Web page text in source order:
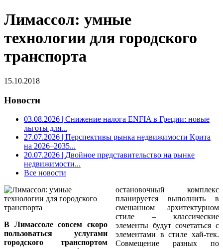
Лимассол: умные
технологии для городского
транспорта
15.10.2018
Новости
03.08.2026 | Снижение налога ENFIA в Греции: новые
льготы для...
27.07.2026 | Перспективы рынка недвижимости Крита
на 2026–2035...
20.07.2026 | Двойное представительство на рынке
недвижимости...
Все новости
В Лимассоле совсем скоро
пользоваться услугами
городского транспортом
остановочный комплекс
планируется выполнить в
смешанном архитектурном
стиле – классические
элементы будут сочетаться с
элементами в стиле хай-тек.
Совмещение разных по